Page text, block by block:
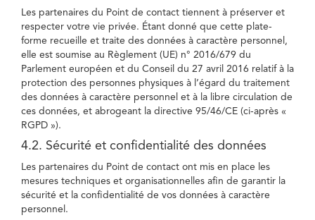
Les partenaires du Point de contact tiennent à préserver et
respecter votre vie privée. Étant donné que cette plate-
forme recueille et traite des données à caractère personnel,
elle est soumise au Règlement (UE) n° 2016/679 du
Parlement européen et du Conseil du 27 avril 2016 relatif à la
protection des personnes physiques à l’égard du traitement
des données à caractère personnel et à la libre circulation de
ces données, et abrogeant la directive 95/46/CE (ci-après «
RGPD »).
4.2. Sécurité et confidentialité des données
Les partenaires du Point de contact ont mis en place les
mesures techniques et organisationnelles afin de garantir la
sécurité et la confidentialité de vos données à caractère
personnel.